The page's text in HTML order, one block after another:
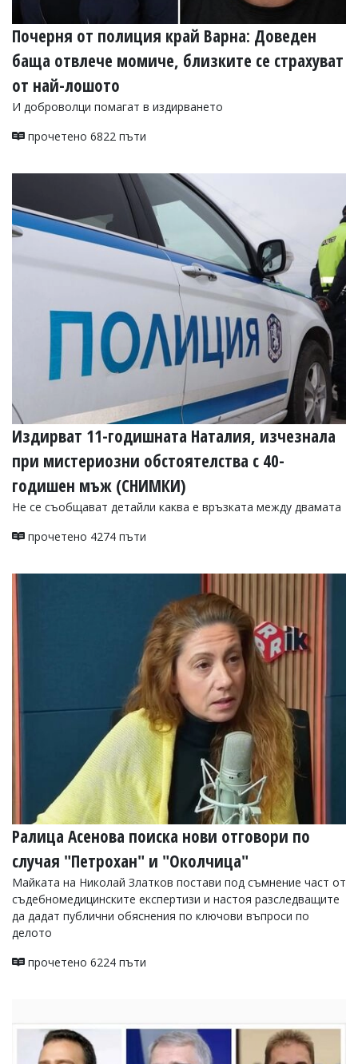
Почерня от полиция край Варна: Доведен
баща отвлече момиче, близките се страхуват
от най-лошото
И доброволци помагат в издирването
прочетено 6822 пъти
Издирват 11-годишната Наталия, изчезнала
при мистериозни обстоятелства с 40-
годишен мъж (СНИМКИ)
Не се съобщават детайли каква е връзката между двамата
прочетено 4274 пъти
Ралица Асенова поиска нови отговори по
случая "Петрохан" и "Околчица"
Майката на Николай Златков постави под съмнение част от
съдебномедицинските експертизи и настоя разследващите
да дадат публични обяснения по ключови въпроси по
делото
прочетено 6224 пъти